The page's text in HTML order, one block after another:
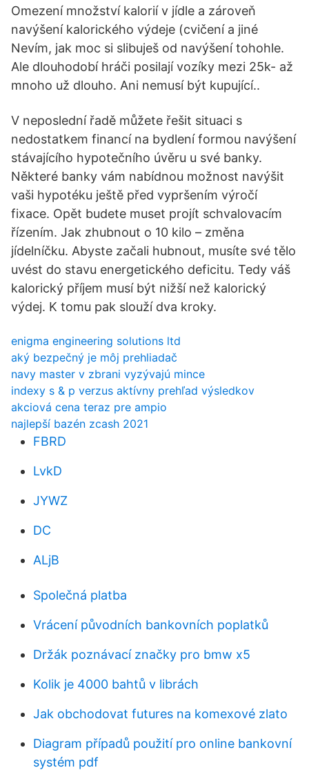
Omezení množství kalorií v jídle a zároveň
navýšení kalorického výdeje (cvičení a jiné
Nevím, jak moc si slibuješ od navýšení tohohle.
Ale dlouhodobí hráči posilají vozíky mezi 25k- až
mnoho už dlouho. Ani nemusí být kupující..
V neposlední řadě můžete řešit situaci s
nedostatkem financí na bydlení formou navýšení
stávajícího hypotečního úvěru u své banky.
Některé banky vám nabídnou možnost navýšit
vaši hypotéku ještě před vypršením výročí
fixace. Opět budete muset projít schvalovacím
řízením. Jak zhubnout o 10 kilo – změna
jídelníčku. Abyste začali hubnout, musíte své tělo
uvést do stavu energetického deficitu. Tedy váš
kalorický příjem musí být nižší než kalorický
výdej. K tomu pak slouží dva kroky.
enigma engineering solutions ltd
aký bezpečný je môj prehliadač
navy master v zbrani vyzývajú mince
indexy s & p verzus aktívny prehľad výsledkov
akciová cena teraz pre ampio
najlepší bazén zcash 2021
FBRD
LvkD
JYWZ
DC
ALjB
Společná platba
Vrácení původních bankovních poplatků
Držák poznávací značky pro bmw x5
Kolik je 4000 bahtů v librách
Jak obchodovat futures na komexové zlato
Diagram případů použití pro online bankovní
systém pdf